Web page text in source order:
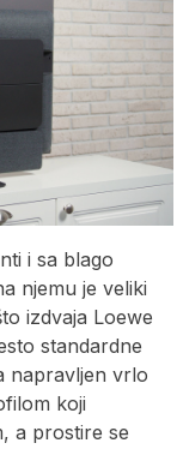
i sa blago
njemu je veliki
izdvaja Loewe
standardne
napravljen vrlo
koji
a prostire se